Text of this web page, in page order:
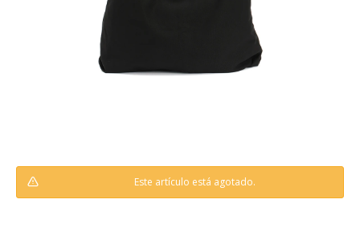
Este artículo está agotado.